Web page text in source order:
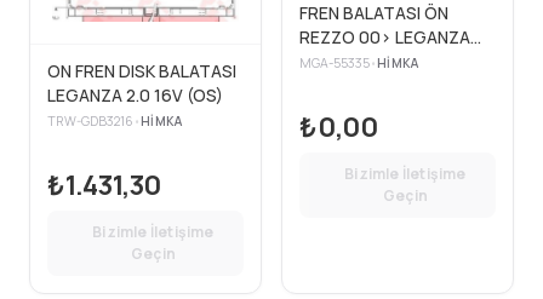
ON FREN DISK BALATASI
LEGANZA 2.0 16V (OS)
TRW-GDB3216 • HIMKA
₺1.431,30
Bizimle İletişime
Geçin
FREN BALATASI ÖN
REZZO 00> LEGANZA
97> NUBIRA 97>
MGA-55335• HIMKA
₺0,00
Bizimle İletişime
Geçin